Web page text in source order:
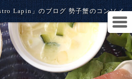
Lapin」のブログ 勢子蟹のコンソメ